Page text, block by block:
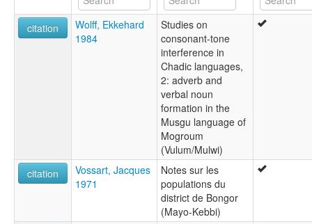
citation
Wolff, Ekkehard
1984
Studies on
consonant-tone
interference in
Chadic languages,
2: adverb and
verbal noun
formation in the
Musgu language of
Mogroum
(Vulum/Mulwi)
citation
Vossart, Jacques
1971
Notes sur les
populations du
district de Bongor
(Mayo-Kebbi)